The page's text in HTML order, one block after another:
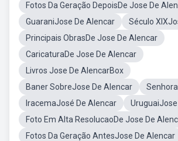
Fotos Da Geração DepoisDe Jose De
GuaraniJose De Alencar
Século
Principais ObrasDe Jose De Alencar
CaricaturaDe Jose De Alencar
Livros Jose De AlencarBox
Baner SobreJose De Alencar
IracemaJosé De Alencar
Foto Em Alta ResolucaoDe Jose De
Fotos Da Geração AntesJose De Alencar